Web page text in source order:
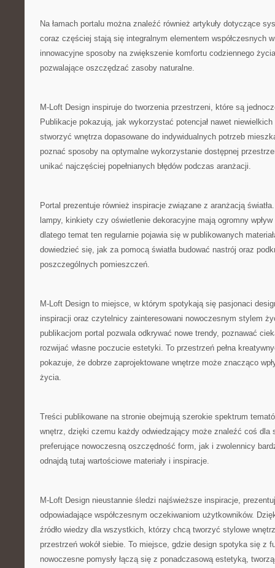
Na łamach portalu można znaleźć również artykuły dotyczące
coraz częściej stają się integralnym elementem współczesnych
innowacyjne sposoby na zwiększenie komfortu codziennego
pozwalające oszczędzać zasoby naturalne.
M-Loft Design inspiruje do tworzenia przestrzeni, które są
Publikacje pokazują, jak wykorzystać potencjał nawet
stworzyć wnętrza dopasowane do indywidualnych potrzeb
poznać sposoby na optymalne wykorzystanie dostępnej
unikać najczęściej popełnianych błędów podczas aranżacji.
Portal prezentuje również inspiracje związane z aranżacją
lampy, kinkiety czy oświetlenie dekoracyjne mają ogromny wpływ
dlatego temat ten regularnie pojawia się w publikowanych
dowiedzieć się, jak za pomocą światła budować nastrój oraz
poszczególnych pomieszczeń.
M-Loft Design to miejsce, w którym spotykają się pasjonaci
inspiracji oraz czytelnicy zainteresowani nowoczesnym stylem
publikacjom portal pozwala odkrywać nowe trendy, poznawać
rozwijać własne poczucie estetyki. To przestrzeń pełna
pokazuje, że dobrze zaprojektowane wnętrze może znacząco
życia.
Treści publikowane na stronie obejmują szerokie spektrum
wnętrz, dzięki czemu każdy odwiedzający może znaleźć coś dla
preferujące nowoczesną oszczędność form, jak i zwolennicy
odnajdą tutaj wartościowe materiały i inspiracje.
M-Loft Design nieustannie śledzi najświeższe inspiracje,
odpowiadające współczesnym oczekiwaniom użytkowników.
źródło wiedzy dla wszystkich, którzy chcą tworzyć stylowe
przestrzeń wokół siebie. To miejsce, gdzie design spotyka się z
nowoczesne pomysły łączą się z ponadczasową estetyką,